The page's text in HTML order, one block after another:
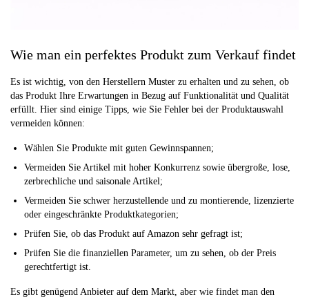
Wie man ein perfektes Produkt zum Verkauf findet
Es ist wichtig, von den Herstellern Muster zu erhalten und zu sehen, ob
das Produkt Ihre Erwartungen in Bezug auf Funktionalität und Qualität
erfüllt. Hier sind einige Tipps, wie Sie Fehler bei der Produktauswahl
vermeiden können:
Wählen Sie Produkte mit guten Gewinnspannen;
Vermeiden Sie Artikel mit hoher Konkurrenz sowie übergroße, lose,
zerbrechliche und saisonale Artikel;
Vermeiden Sie schwer herzustellende und zu montierende, lizenzierte
oder eingeschränkte Produktkategorien;
Prüfen Sie, ob das Produkt auf Amazon sehr gefragt ist;
Prüfen Sie die finanziellen Parameter, um zu sehen, ob der Preis
gerechtfertigt ist.
Es gibt genügend Anbieter auf dem Markt, aber wie findet man den